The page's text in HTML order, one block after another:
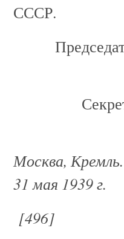
СССР.
Москва, Кремль.
31 мая 1939 г.
[496]